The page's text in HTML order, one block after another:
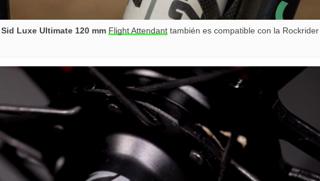
Luxe Ultimate 120 mm Flight Attendant también es compatible con la